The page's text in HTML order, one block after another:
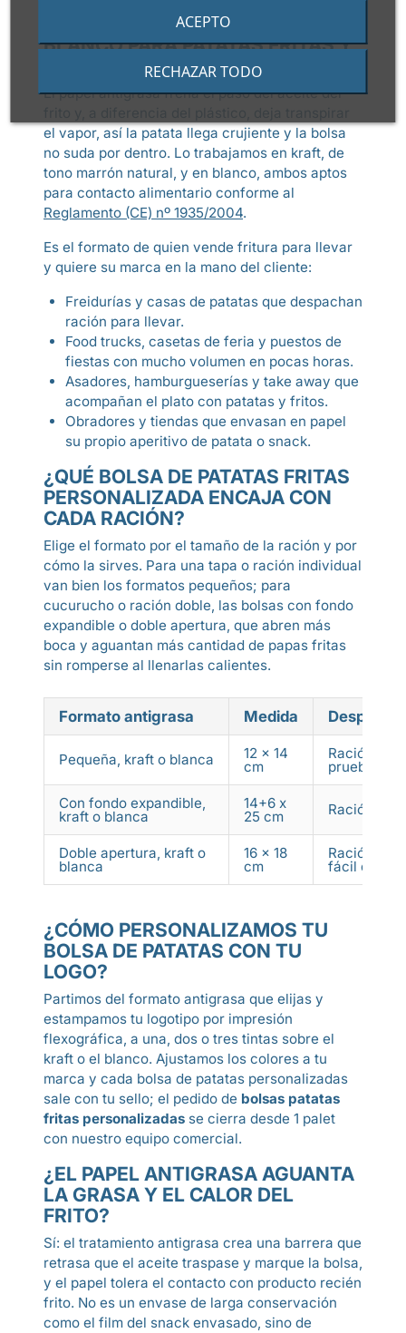
RECHAZAR TODO
ACEPTO
PAPEL ANTIGRASA KRAFT Y
BLANCO PARA PATATAS FRITAS Y
FRITOS CALIENTES
El papel antigrasa frena el paso del aceite del
el vapor, así la patata llega crujiente y la bolsa
no suda por dentro. Lo trabajamos en kraft, de
tono marrón natural, y en blanco, ambos aptos
para contacto alimentario conforme al
Reglamento (CE) nº 1935/2004.
Es el formato de quien vende fritura para llevar
y quiere su marca en la mano del cliente:
Freidurías y casas de patatas que despachan
ración para llevar.
Food trucks, casetas de feria y puestos de
fiestas con mucho volumen en pocas horas.
Asadores, hamburgueserías y take away que
acompañan el plato con patatas y fritos.
Obradores y tiendas que envasan en papel
su propio aperitivo de patata o snack.
¿QUÉ BOLSA DE PATATAS FRITAS
PERSONALIZADA ENCAJA CON
CADA RACIÓN?
Elige el formato por el tamaño de la ración y por
cómo la sirves. Para una tapa o ración individual
van bien los formatos pequeños; para
cucurucho o ración doble, las bolsas con fondo
expandible o doble apertura, que abren más
boca y aguantan más cantidad de papas fritas
sin romperse al llenarlas calientes.
Formato antigrasa Medida
Pequeña, kraft o blanca 12 x 14
cm
Ración
prueba
Con fondo expandible,
kraft o blanca
14+6 x
25 cm Ración
Doble apertura, kraft o
blanca
16 x 18
cm
Ración
fácil de
¿CÓMO PERSONALIZAMOS TU
BOLSA DE PATATAS CON TU
LOGO?
Partimos del formato antigrasa que elijas y
estampamos tu logotipo por impresión
flexográfica, a una, dos o tres tintas sobre el
kraft o el blanco. Ajustamos los colores a tu
marca y cada bolsa de patatas personalizadas
sale con tu sello; el pedido de bolsas patatas
fritas personalizadas se cierra desde 1 palet
con nuestro equipo comercial.
¿EL PAPEL ANTIGRASA AGUANTA
LA GRASA Y EL CALOR DEL
FRITO?
Sí: el tratamiento antigrasa crea una barrera que
retrasa que el aceite traspase y marque la bolsa,
y el papel tolera el contacto con producto recién
frito. No es un envase de larga conservación
como el film del snack envasado, sino de